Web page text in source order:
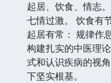
起居、饮食、情志
七情过激。 饮食有
起居有常： 规律作
构建扎实的中医理
式和认识疾病的视
下坚实根基。